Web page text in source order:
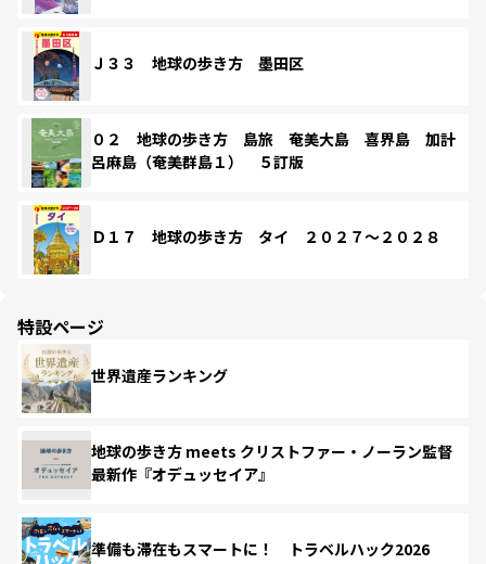
Ｊ３３ 地球の歩き方 墨田区
０２ 地球の歩き方 島旅 奄美大島 喜界島 加計
呂麻島（奄美群島１） ５訂版
Ｄ１７ 地球の歩き方 タイ ２０２７～２０２８
特設ページ
世界遺産ランキング
地球の歩き方 meets クリストファー・ノーラン監督
最新作『オデュッセイア』
準備も滞在もスマートに！ トラベルハック2026